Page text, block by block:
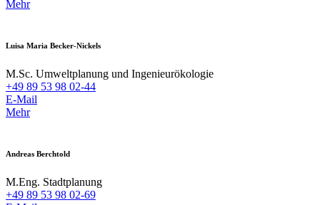
Mehr
Luisa Maria Becker-Nickels
M.Sc. Umweltplanung und Ingenieurökologie
+49 89 53 98 02-44
E-Mail
Mehr
Andreas Berchtold
M.Eng. Stadtplanung
+49 89 53 98 02-69